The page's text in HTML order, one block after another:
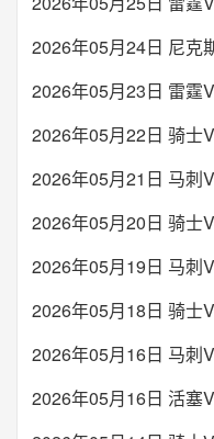
2026年05月23日 雷霆
2026年05月21日 马刺
2026年05月19日 马刺
2026年05月18日 骑士
2026年05月16日 活塞